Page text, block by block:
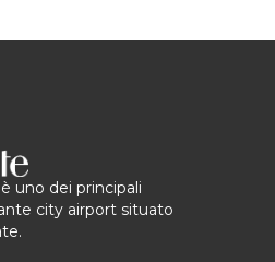
uno dei principali
city airport situato